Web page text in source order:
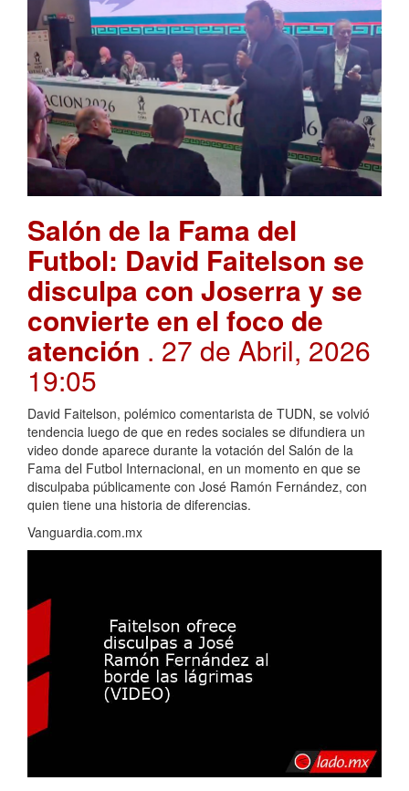
Salón de la Fama del
Futbol: David Faitelson se
disculpa con Joserra y se
convierte en el foco de
atención . 27 de Abril, 2026
19:05
David Faitelson, polémico comentarista de TUDN, se volvió
tendencia luego de que en redes sociales se difundiera un
video donde aparece durante la votación del Salón de la
Fama del Futbol Internacional, en un momento en que se
disculpaba públicamente con José Ramón Fernández, con
quien tiene una historia de diferencias.
Vanguardia.com.mx